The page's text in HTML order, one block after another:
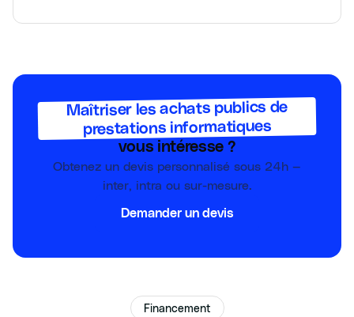
Maîtriser les achats publics de
prestations informatiques
vous intéresse ?
Obtenez un devis personnalisé sous 24h —
inter, intra ou sur-mesure.
Demander un devis
Financement